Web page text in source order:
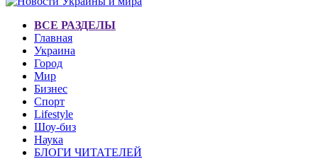
ВСЕ РАЗДЕЛЫ
Главная
Украина
Город
Мир
Бизнес
Спорт
Lifestyle
Шоу-биз
Наука
БЛОГИ ЧИТАТЕЛЕЙ